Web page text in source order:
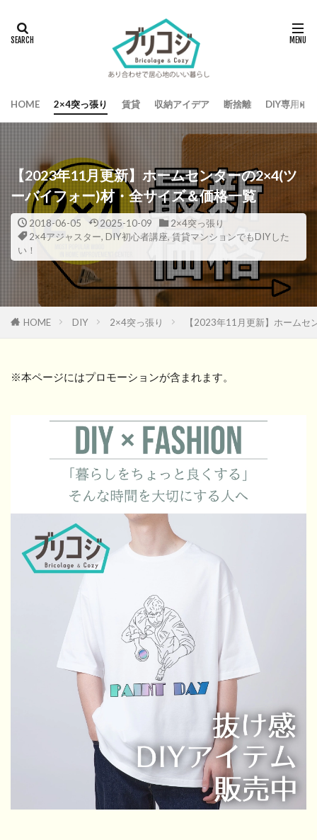
HOME 2×4突っ張り 賃貸 収納アイデア 断捨離 DIY専用ワ
【2023年11月更新】ホームセンターの2×4(ツ
ーバイフォー)材・全サイズ＆価格一覧
2018-06-05 2025-10-09
2×4突っ張り
2×4アジャスター, DIY初心者講座, 賃貸マンションでもDIYした
い！
HOME DIY 2×4突っ張り 【2023年11月更新】ホーム
※本ページにはプロモーションが含まれます。